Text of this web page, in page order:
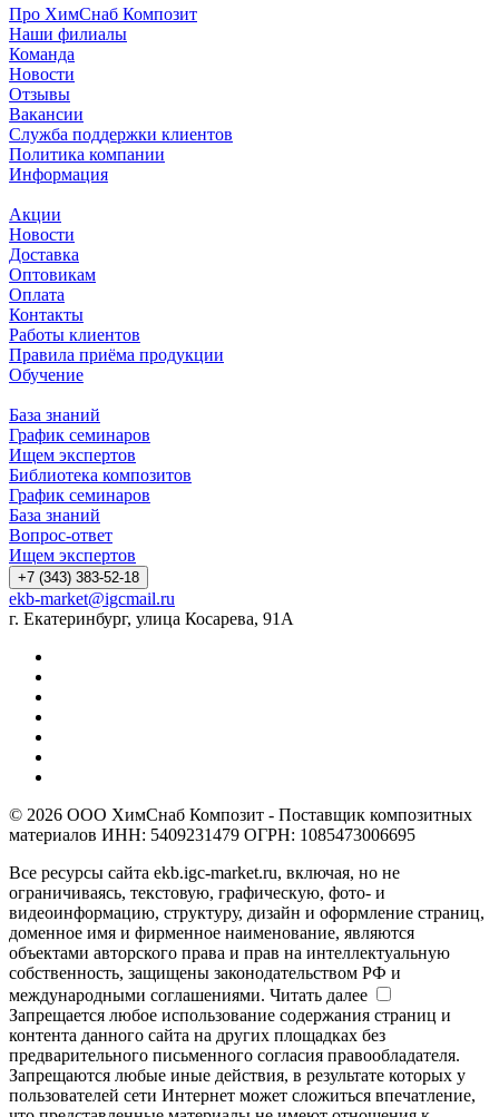
Про ХимСнаб Композит
Наши филиалы
Команда
Новости
Отзывы
Вакансии
Служба поддержки клиентов
Политика компании
Информация
Акции
Новости
Доставка
Оптовикам
Оплата
Контакты
Работы клиентов
Правила приёма продукции
Обучение
База знаний
График семинаров
Ищем экспертов
Библиотека композитов
График семинаров
База знаний
Вопрос-ответ
Ищем экспертов
+7 (343) 383-52-18
ekb-market@igcmail.ru
г. Екатеринбург, улица Косарева, 91А
© 2026 ООО ХимСнаб Композит - Поставщик композитных
материалов ИНН: 5409231479 ОГРН: 1085473006695
Все ресурсы сайта ekb.igc-market.ru, включая, но не
ограничиваясь, текстовую, графическую, фото- и
видеоинформацию, структуру, дизайн и оформление страниц,
доменное имя и фирменное наименование, являются
объектами авторского права и прав на интеллектуальную
собственность, защищены законодательством РФ и
международными соглашениями. Читать далее
Запрещается любое использование содержания страниц и
контента данного сайта на других площадках без
предварительного письменного согласия правообладателя.
Запрещаются любые иные действия, в результате которых у
пользователей сети Интернет может сложиться впечатление,